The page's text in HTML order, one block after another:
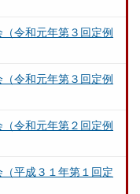
令和元年第３回定例
令和元年第３回定例
令和元年第２回定例
平成３１年第１回定